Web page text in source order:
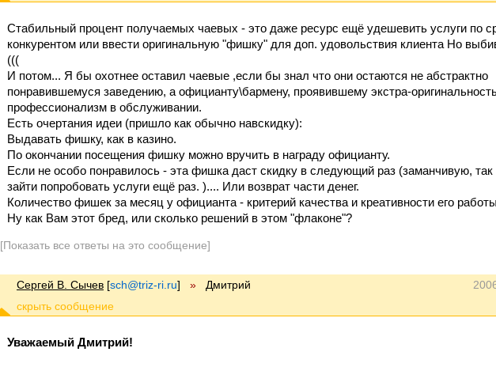
Стабильный процент получаемых чаевых - это даже ресурс ещё удешевить услуги по
конкурентом или ввести оригинальную "фишку" для доп. удовольствия клиента Но
(((
И потом... Я бы охотнее оставил чаевые ,если бы знал что они остаются не абстрактно
понравившемуся заведению, а официанту\бармену, проявившему экстра-
профессионализм в обслуживании.
Есть очертания идеи (пришло как обычно навскидку):
Выдавать фишку, как в казино.
По окончании посещения фишку можно вручить в награду официанту.
Если не особо понравилось - эта фишка даст скидку в следующий раз (заманчивую, так
зайти попробовать услуги ещё раз. ).... Или возврат части денег.
Количество фишек за месяц у официанта - критерий качества и креативности его
Ну как Вам этот бред, или сколько решений в этом "флаконе"?
[Показать все ответы на это сообщение]
Сергей В. Сычев [sch@triz-ri.ru] » Дмитрий
Уважаемый Дмитрий!